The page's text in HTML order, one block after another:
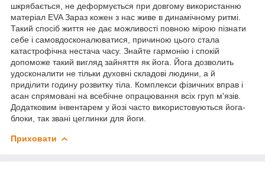
шкрябається, не деформується при довгому використанню
матеріал EVA Зараз кожен з нас живе в динамічному ритмі.
Такий спосіб життя не дає можливості повною мірою пізнати
себе і самовдосконалюватися, причиною цього стала
катастрофічна нестача часу. Знайте гармонію і спокій
допоможе такий вигляд зайняття як йога. Йога дозволить
удосконалити не тільки духовні складові людини, а й
приділити годину розвитку тіла. Комплекси фізичних вправ і
асан спрямовані на всебічне опрацювання всіх груп м'язів.
Додатковим інвентарем у йозі часто використовуються йога-
блоки, так звані цеглинки для йоги.
Приховати